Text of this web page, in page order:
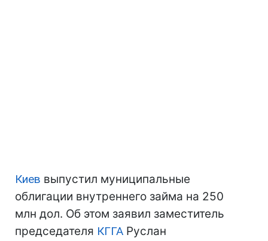
Киев выпустил муниципальные
облигации внутреннего займа на 250
млн дол. Об этом заявил заместитель
председателя КГГА Руслан